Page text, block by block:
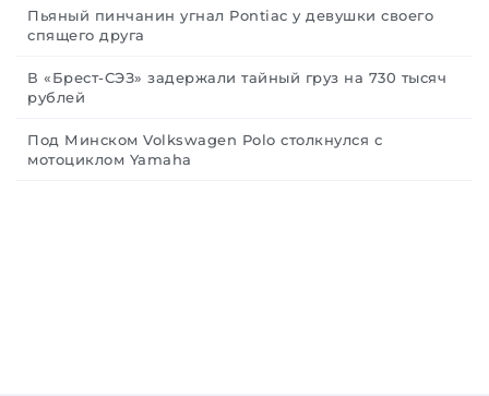
Пьяный пинчанин угнал Pontiac у девушки своего
спящего друга
В «Брест-СЭЗ» задержали тайный груз на 730 тысяч
рублей
Под Минском Volkswagen Polo столкнулся с
мотоциклом Yamaha